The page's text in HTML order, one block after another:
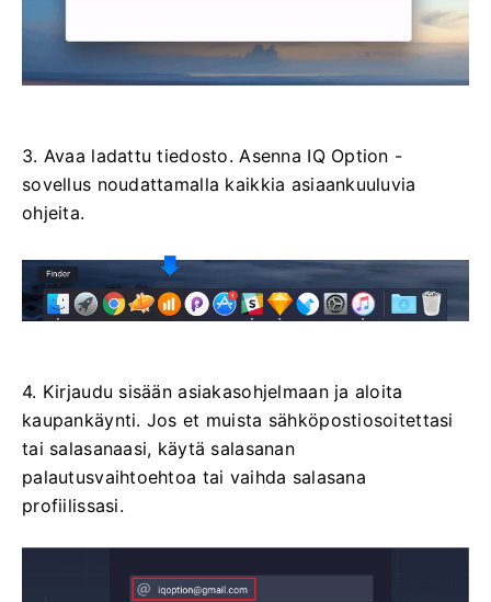
3. Avaa ladattu tiedosto. Asenna IQ Option -
sovellus noudattamalla kaikkia asiaankuuluvia
ohjeita.
4. Kirjaudu sisään asiakasohjelmaan ja aloita
kaupankäynti. Jos et muista sähköpostiosoitettasi
tai salasanaasi, käytä salasanan
palautusvaihtoehtoa tai vaihda salasana
profiilissasi.